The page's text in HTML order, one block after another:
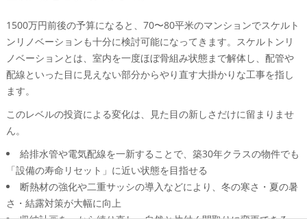
1500万円前後の予算になると、70〜80平米のマンションでスケルト
ンリノベーションも十分に検討可能になってきます。スケルトンリ
ノベーションとは、室内を一度ほぼ骨組み状態まで解体し、配管や
配線といった目に見えない部分からやり直す大掛かりな工事を指し
ます。
このレベルの投資による変化は、見た目の新しさだけに留まりませ
ん。
給排水管や電気配線を一新することで、築30年クラスの物件でも
「設備の寿命リセット」に近い状態を目指せる
断熱材の強化や二重サッシの導入などにより、冬の寒さ・夏の暑
さ・結露対策が大幅に向上